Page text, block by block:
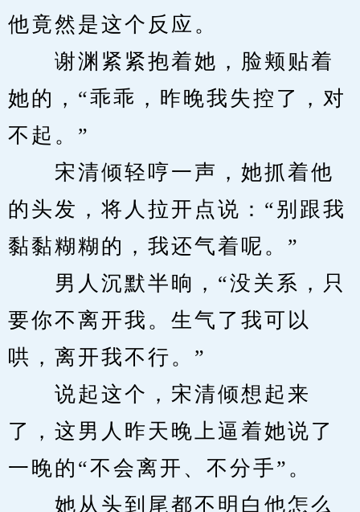
他竟然是这个反应。
谢渊紧紧抱着她，脸颊贴着
她的，“乖乖，昨晚我失控了，对
不起。”
宋清倾轻哼一声，她抓着他
的头发，将人拉开点说：“别跟我
黏黏糊糊的，我还气着呢。”
男人沉默半晌，“没关系，只
要你不离开我。生气了我可以
哄，离开我不行。”
说起这个，宋清倾想起来
了，这男人昨天晚上逼着她说了
一晚的“不会离开、不分手”。
她从头到尾都不明白他怎么